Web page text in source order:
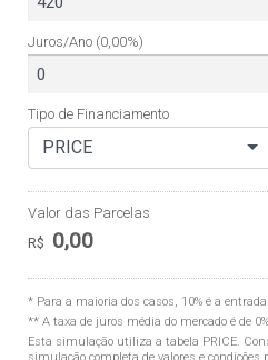
Juros/Ano (0,00%)
Tipo de Financiamento
PRICE
Valor das Parcelas
R$ 0,00
* Para a maioria dos casos, 10% é a
** A taxa de juros média do mercado é de
Esta simulação utiliza a tabela PRICE.